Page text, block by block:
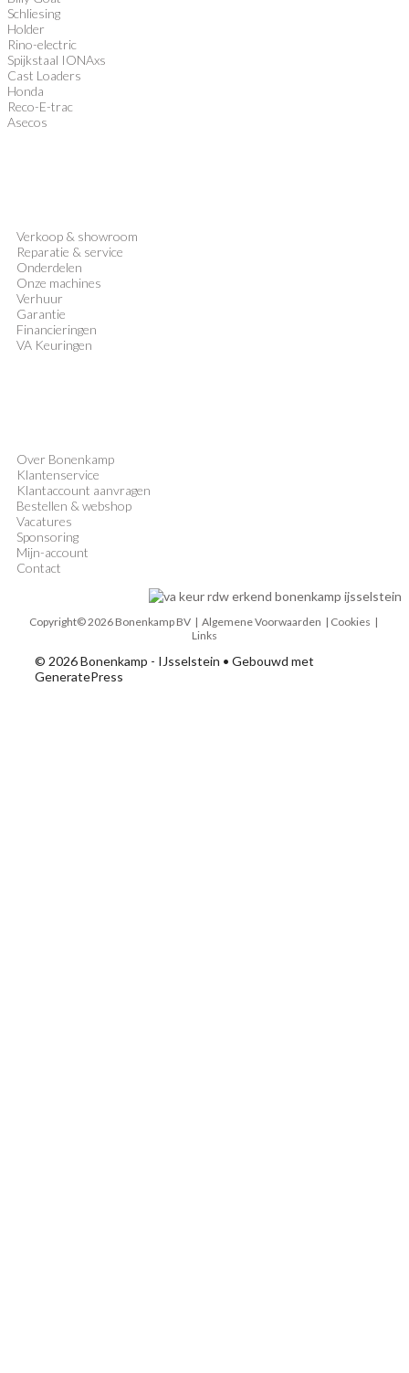
Schliesing
Holder
Rino-electric
Spijkstaal IONAxs
Cast Loaders
Honda
Reco-E-trac
Asecos
Verkoop & showroom
Reparatie & service
Onderdelen
Onze machines
Verhuur
Garantie
Financieringen
VA Keuringen
Over Bonenkamp
Klantenservice
Klantaccount aanvragen
Bestellen & webshop
Vacatures
Sponsoring
Mijn-account
Contact
Copyright© 2026 Bonenkamp BV | Algemene Voorwaarden | Cookies |
Links
© 2026 Bonenkamp - IJsselstein • Gebouwd met
GeneratePress